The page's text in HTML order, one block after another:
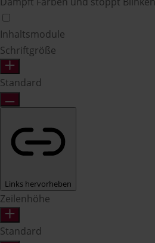
Inhaltsmodule
Schriftgröße
Standard
Links hervorheben
Zeilenhöhe
Standard